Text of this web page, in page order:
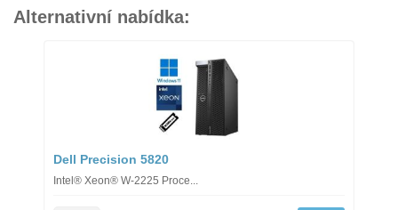
Alternativní nabídka:
Dell Precision 5820
Intel® Xeon® W-2225 Proce...